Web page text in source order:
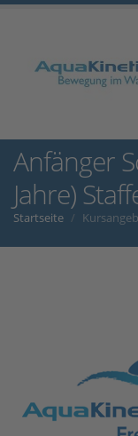
Anfänger
Jahre)
Startseite